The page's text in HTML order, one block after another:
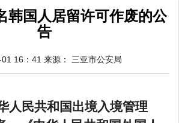
韩国人居留许可作废的公
告
16：41 来源： 三亚市公安局
民共和国出境入境管理